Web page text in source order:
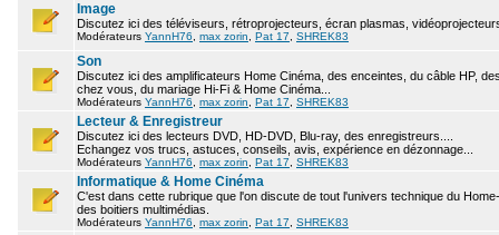
Image
Discutez ici des téléviseurs, rétroprojecteurs, écran plasmas,
Modérateurs YannH76 max zorin Pat 17 SHREK83
Son
Discutez ici des amplificateurs Home Cinéma, des enceintes, du câble HP,
chez vous, du mariage Hi-Fi & Home Cinéma...
Modérateurs YannH76 max zorin Pat 17 SHREK83
Lecteur & Enregistreur
Discutez ici des lecteurs DVD, HD-DVD, Blu-ray, des enregistreurs....
Echangez vos trucs, astuces, conseils, avis, expérience en dézonnage...
Modérateurs YannH76 max zorin Pat 17 SHREK83
Informatique & Home Cinéma
C'est dans cette rubrique que l'on discute de tout l'univers technique du
des boitiers multimédias.
Modérateurs YannH76 max zorin Pat 17 SHREK83